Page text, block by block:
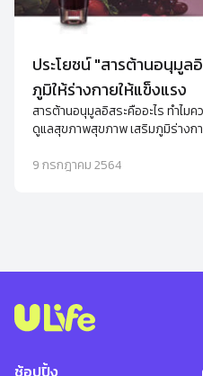
ประโยชน์ "สารต้านอนุมูล
ภูมิให้ร่างกายให้แข็งแรง
สารต้านอนุมูลอิสระคืออะไร ทำไม
ดูแลสุขภาพสุขภาพ เสริมภูมิร่างก
9 กรกฎาคม 2564
ช้อปปิ้ง